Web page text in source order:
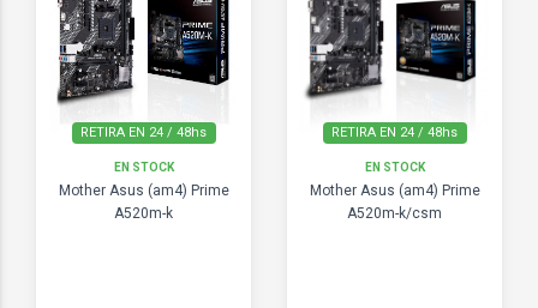
RETIRA EN 24 / 48hs
EN STOCK
Mother Asus (am4) Prime
A520m-k
RETIRA EN 24 / 48hs
EN STOCK
Mother Asus (am4) Prime
A520m-k/csm